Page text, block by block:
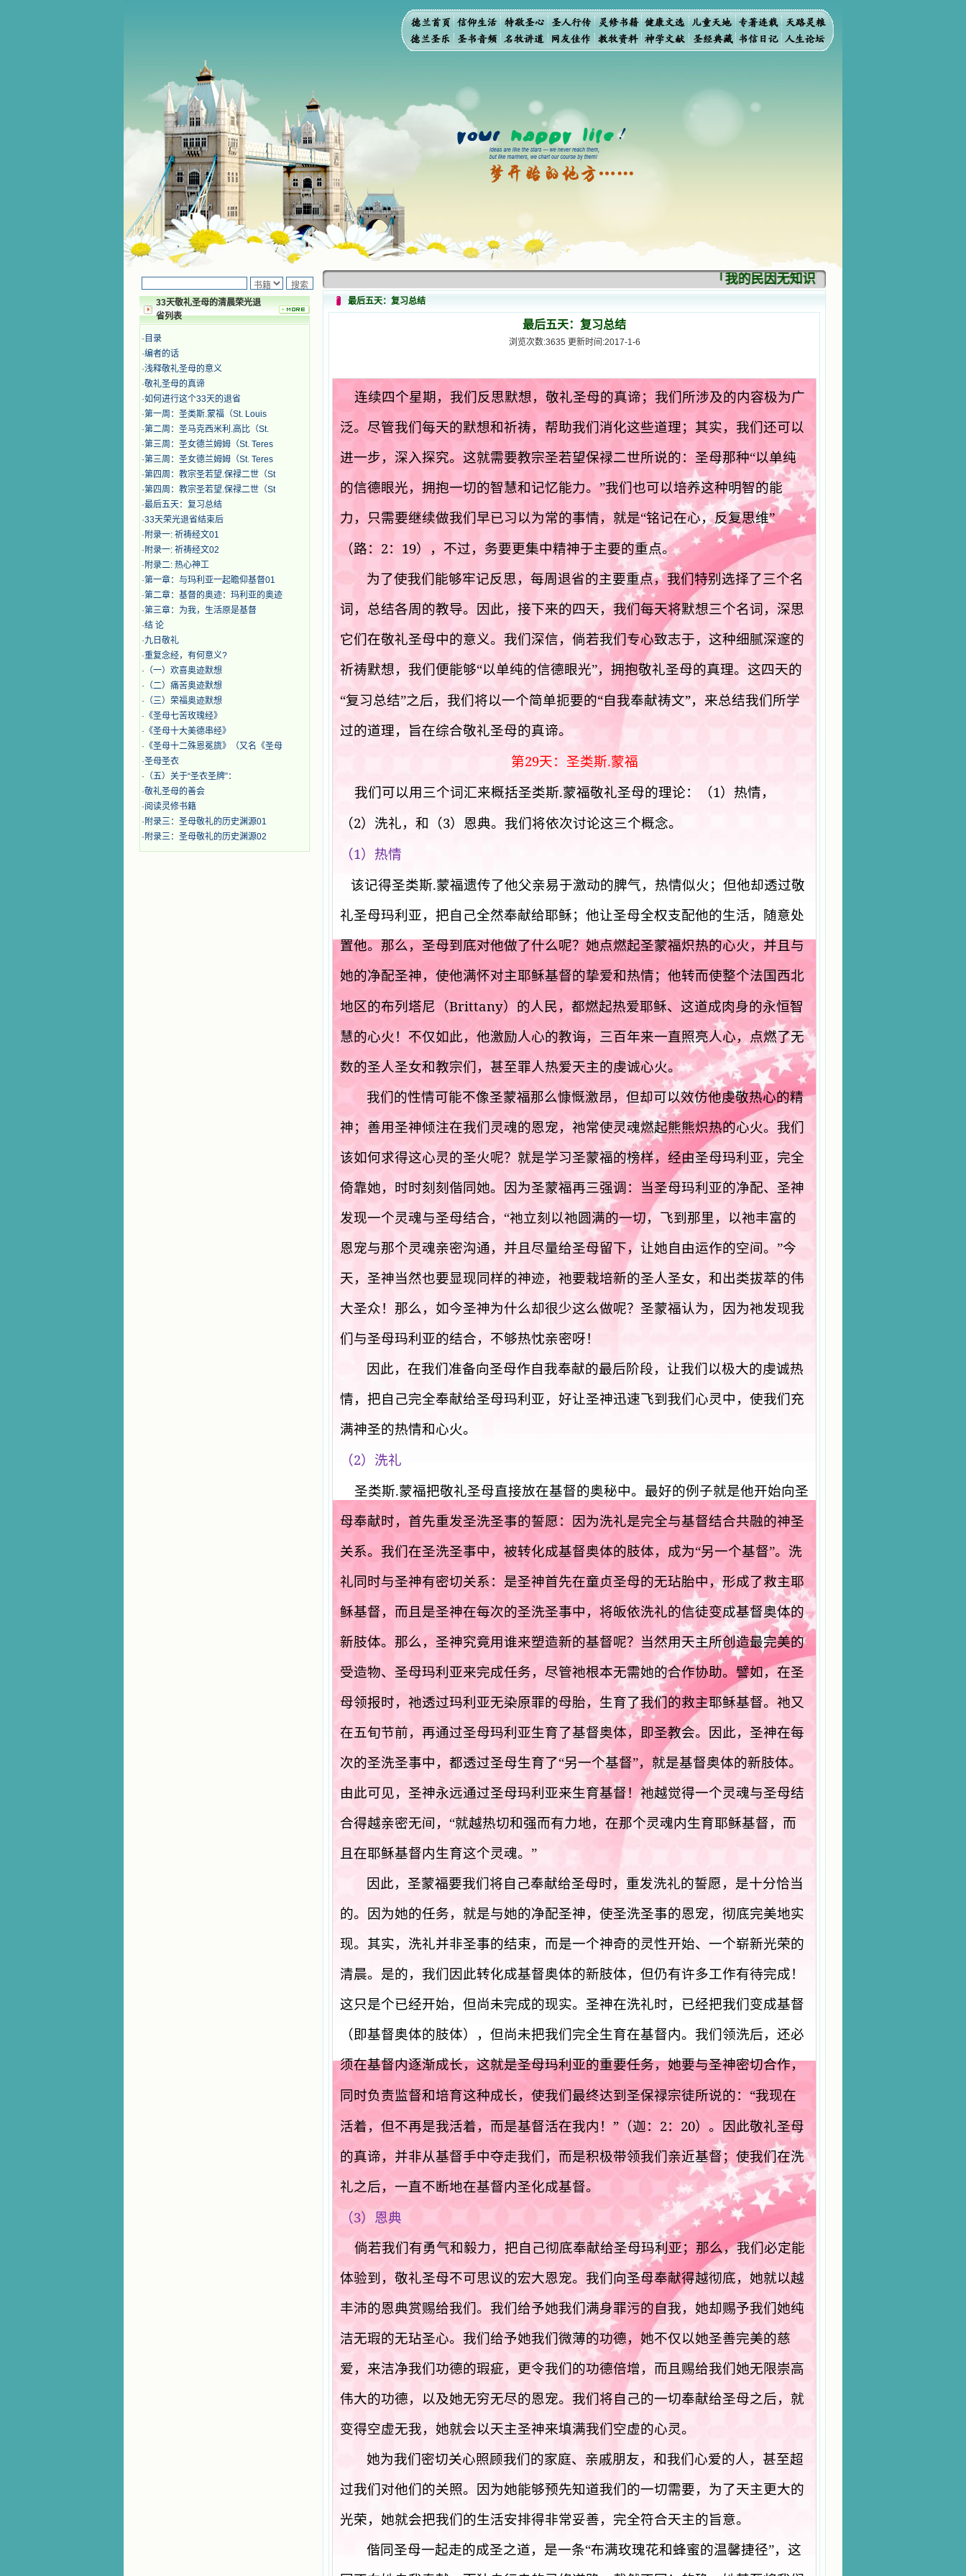
33天敬礼圣母的清晨荣光退
省列表
· 目录
·编者的话
·浅释敬礼圣母的意义
·敬礼圣母的真谛
·如何进行这个33天的退省
·第一周：圣类斯.蒙福（St. Louis
·第二周：圣马克西米利.高比（St.
·第三周：圣女德兰姆姆（St. Teres
·第三周：圣女德兰姆姆（St. Teres
·第四周：教宗圣若望.保禄二世（St
·第四周：教宗圣若望.保禄二世（St
·最后五天：复习总结
·33天荣光退省结束后
· 附录一: 祈祷经文01
· 附录一: 祈祷经文02
· 附录二: 热心神工
·第一章：与玛利亚一起瞻仰基督01
·第二章：基督的奥迹：玛利亚的奥迹
·第三章：为我，生活原是基督
·结 论
·九日敬礼
·重复念经，有何意义?
· （一）欢喜奥迹默想
· （二）痛苦奥迹默想
· （三）荣福奥迹默想
· 《圣母七苦玫瑰经》
· 《圣母十大美德串经》
· 《圣母十二殊恩冕旒》（又名《圣母
·圣母圣衣
· （五）关于“圣衣圣牌”：
·敬礼圣母的善会
·阅读灵修书籍
· 附录三：圣母敬礼的历史渊源01
· 附录三：圣母敬礼的历史渊源02
「我的民因无知识而灭亡。你弃掉知识，我也
最后五天：复习总结
最后五天：复习总结
浏览次数:3635 更新时间:2017-1-6
连续四个星期，我们反思默想，敬礼圣母的真谛；我们所涉及的内容极为广
泛。尽管我们每天的默想和祈祷，帮助我们消化这些道理；其实，我们还可以
进一步，深入探究。这就需要教宗圣若望保禄二世所说的：圣母那种“以单纯
的信德眼光，拥抱一切的智慧和记忆能力。”我们也可以培养这种明智的能
力，只需要继续做我们早已习以为常的事情，就是“铭记在心，反复思维”
（路： 2： 19），不过，务要更集中精神于主要的重点。
为了使我们能够牢记反思，每周退省的主要重点，我们特别选择了三个名
词，总结各周的教导。因此，接下来的四天，我们每天将默想三个名词，深思
它们在敬礼圣母中的意义。我们深信，倘若我们专心致志于，这种细腻深邃的
祈祷默想，我们便能够“以单纯的信德眼光”，拥抱敬礼圣母的真理。这四天的
“复习总结”之后，我们将以一个简单扼要的“自我奉献祷文”，来总结我们所学
过的道理，旨在综合敬礼圣母的真谛。
第29天：圣类斯.蒙福
我们可以用三个词汇来概括圣类斯.蒙福敬礼圣母的理论：（1）热情，
（2）洗礼，和（3）恩典。我们将依次讨论这三个概念。
（1）热情
该记得圣类斯.蒙福遗传了他父亲易于激动的脾气，热情似火；但他却透过敬
礼圣母玛利亚，把自己全然奉献给耶稣；他让圣母全权支配他的生活，随意处
置他。那么，圣母到底对他做了什么呢？她点燃起圣蒙福炽热的心火，并且与
她的净配圣神，使他满怀对主耶稣基督的挚爱和热情；他转而使整个法国西北
地区的布列塔尼（Brittany）的人民，都燃起热爱耶稣、这道成肉身的永恒智
慧的心火！不仅如此，他激励人心的教诲，三百年来一直照亮人心，点燃了无
数的圣人圣女和教宗们，甚至罪人热爱天主的虔诚心火。
我们的性情可能不像圣蒙福那么慷慨激昂，但却可以效仿他虔敬热心的精
神；善用圣神倾注在我们灵魂的恩宠，祂常使灵魂燃起熊熊炽热的心火。我们
该如何求得这心灵的圣火呢？就是学习圣蒙福的榜样，经由圣母玛利亚，完全
倚靠她，时时刻刻偕同她。因为圣蒙福再三强调：当圣母玛利亚的净配、圣神
发现一个灵魂与圣母结合，“祂立刻以祂圆满的一切，飞到那里，以祂丰富的
恩宠与那个灵魂亲密沟通，并且尽量给圣母留下，让她自由运作的空间。 ”今
天，圣神当然也要显现同样的神迹，祂要栽培新的圣人圣女，和出类拔萃的伟
大圣众！那么，如今圣神为什么却很少这么做呢？圣蒙福认为，因为祂发现我
们与圣母玛利亚的结合，不够热忱亲密呀！
因此，在我们准备向圣母作自我奉献的最后阶段，让我们以极大的虔诚热
情，把自己完全奉献给圣母玛利亚，好让圣神迅速飞到我们心灵中，使我们充
满神圣的热情和心火。
（2）洗礼
圣类斯.蒙福把敬礼圣母直接放在基督的奥秘中。最好的例子就是他开始向圣
母奉献时，首先重发圣洗圣事的誓愿：因为洗礼是完全与基督结合共融的神圣
关系。我们在圣洗圣事中，被转化成基督奥体的肢体，成为“另一个基督”。洗
礼同时与圣神有密切关系：是圣神首先在童贞圣母的无玷胎中，形成了救主耶
稣基督，而且是圣神在每次的圣洗圣事中，将皈依洗礼的信徒变成基督奥体的
新肢体。那么，圣神究竟用谁来塑造新的基督呢？当然用天主所创造最完美的
受造物、圣母玛利亚来完成任务，尽管祂根本无需她的合作协助。譬如，在圣
母领报时，祂透过玛利亚无染原罪的母胎，生育了我们的救主耶稣基督。祂又
在五旬节前，再通过圣母玛利亚生育了基督奥体，即圣教会。因此，圣神在每
次的圣洗圣事中，都透过圣母生育了“另一个基督”，就是基督奥体的新肢体。
由此可见，圣神永远通过圣母玛利亚来生育基督！祂越觉得一个灵魂与圣母结
合得越亲密无间，“就越热切和强而有力地，在那个灵魂内生育耶稣基督，而
且在耶稣基督内生育这个灵魂。 ”
因此，圣蒙福要我们将自己奉献给圣母时，重发洗礼的誓愿，是十分恰当
的。因为她的任务，就是与她的净配圣神，使圣洗圣事的恩宠，彻底完美地实
现。其实，洗礼并非圣事的结束，而是一个神奇的灵性开始、一个崭新光荣的
清晨。是的，我们因此转化成基督奥体的新肢体，但仍有许多工作有待完成！
这只是个已经开始，但尚未完成的现实。圣神在洗礼时，已经把我们变成基督
（即基督奥体的肢体），但尚未把我们完全生育在基督内。我们领洗后，还必
须在基督内逐渐成长，这就是圣母玛利亚的重要任务，她要与圣神密切合作，
同时负责监督和培育这种成长，使我们最终达到圣保禄宗徒所说的： “我现在
活着，但不再是我活着，而是基督活在我内！ ” （迦： 2： 20）。因此敬礼圣母
的真谛，并非从基督手中夺走我们，而是积极带领我们亲近基督；使我们在洗
礼之后，一直不断地在基督内圣化成基督。
（3）恩典
倘若我们有勇气和毅力，把自己彻底奉献给圣母玛利亚；那么，我们必定能
体验到，敬礼圣母不可思议的宏大恩宠。我们向圣母奉献得越彻底，她就以越
丰沛的恩典赏赐给我们。我们给予她我们满身罪污的自我，她却赐予我们她纯
洁无瑕的无玷圣心。我们给予她我们微薄的功德，她不仅以她圣善完美的慈
爱，来洁净我们功德的瑕疵，更令我们的功德倍增，而且赐给我们她无限崇高
伟大的功德，以及她无穷无尽的恩宠。我们将自己的一切奉献给圣母之后，就
变得空虚无我，她就会以天主圣神来填满我们空虚的心灵。
她为我们密切关心照顾我们的家庭、亲戚朋友，和我们心爱的人，甚至超
过我们对他们的关照。因为她能够预先知道我们的一切需要，为了天主更大的
光荣，她就会把我们的生活安排得非常妥善，完全符合天主的旨意。
偕同圣母一起走的成圣之道，是一条“布满玫瑰花和蜂蜜的温馨捷径”，这